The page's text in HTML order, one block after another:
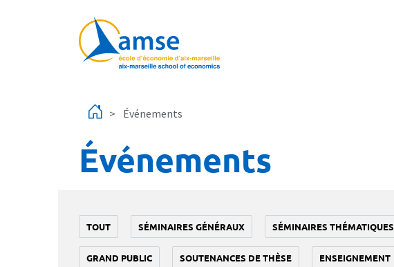
Événements
Événements
TOUT SÉMINAIRES GÉNÉRAUX SÉMINAIRES THÉMATIQUES
GRAND PUBLIC SOUTENANCES DE THÈSE ENSEIGNEMENT